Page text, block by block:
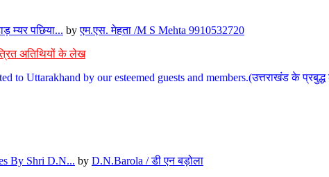
म्यर पछिया... byएम.एस. मेहता /M S Mehta 9910532720
अतिथियों के लेख
to Uttarakhand by our esteemed guests and members.(उत्तराखंड के
By Shri D.N... by D.N.Barola / डी एन बड़ोला